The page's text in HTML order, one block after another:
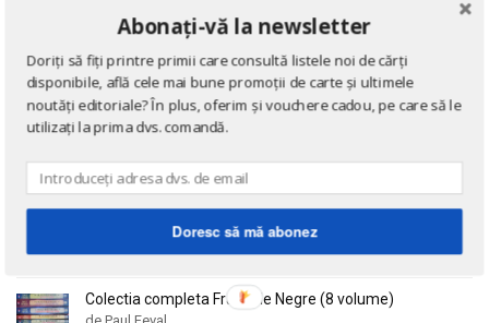
Alain Besancon
Alain Bombard
Alain Danielou
Alain Lallemand
Alain Lesage
Alain Manevy
Alan Butler
Alan Dean Foster
Alain Besancon
Alain Bombard
Alain Danielou
Alain Lallemand
Alain Lesage
Alain Manevy
Alan Butler
Alan Dean Foster
Eseuri
de Emil Cioran
Doctrina sau Cele patru carti clasice ale Chinei
de Confucius
Colectia completa Fracurile Negre (8 volume)
Abonați-vă la newsletter
Doriți să fiți printre primii care consultă listele noi de cărți
disponibile, află cele mai bune promoții de carte și ultimele
noutăți editoriale? În plus, oferim și vouchere cadou, pe care să le
utilizați la prima dvs. comandă.
Doresc să mă abonez